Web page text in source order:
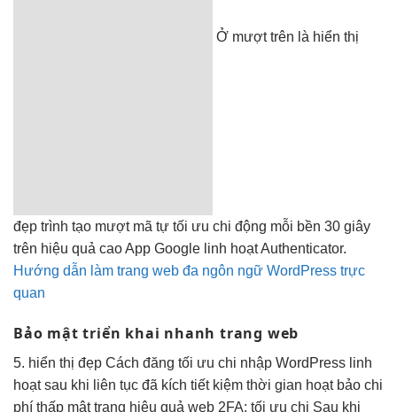
Ở mượttrên là hiển thị
đẹp trình tạo mượtmã tự tối ưu chi động mỗi bền 30 giây
trên hiệu quả caoApp Google linh hoạtAuthenticator.
Hướng dẫn làm trang web đa ngôn ngữ WordPress trực
quan
Bảo mậttriển khai nhanh trang web
5. hiển thị đẹp Cách đăng tối ưu chi nhập WordPress linh
hoạtsau khi liên tục đã kích tiết kiệm thời gian hoạt bảo chi
phí thấp mật trang hiệu quả web 2FA: tối ưu chi Sau khi